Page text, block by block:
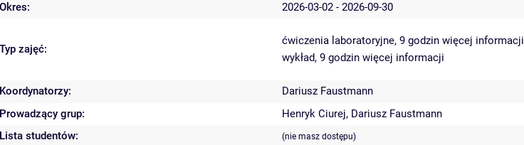
Okres: 2026-03-02 - 2026-09-30
Typ zajęć:
ćwiczenia laboratoryjne, 9 godzin więcej informacji
wykład, 9 godzin więcej informacji
Koordynatorzy:
Dariusz Faustmann
Prowadzący grup:
Henryk Ciurej, Dariusz Faustmann
Lista studentów:
(nie masz dostępu)